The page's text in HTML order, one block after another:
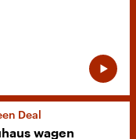
Deal
wagen